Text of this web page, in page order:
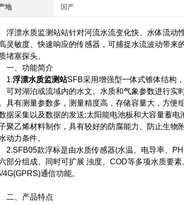
地 国产
水质监测站站针对河流水流变化快、水体流动性
灵敏度、快速响应的传感器，可捕捉水流波动带来
堵塞探头。
功能简介
浮漂水质监测站SFB采用增强型一体式锥体结构
湖泊或流域内的水文、水质和气象参数进行实时
具有测量参数多，测量精度高，存储容量大，方便
据采集以及数据的发送;太阳能电池板和大容量蓄
聚乙烯材料制作，具有较好的防腐能力、防止生物
动力条件。
款浮标是由水质传感器(水温、电导率、PH
部分组成。同时可扩展 浊度、COD等多项水质要
4G(GPRS)通信功能。
产品特点